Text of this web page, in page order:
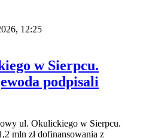
12:25
w Sierpcu.
podpisali
ul. Okulickiego w Sierpcu.
mln zł dofinansowania z